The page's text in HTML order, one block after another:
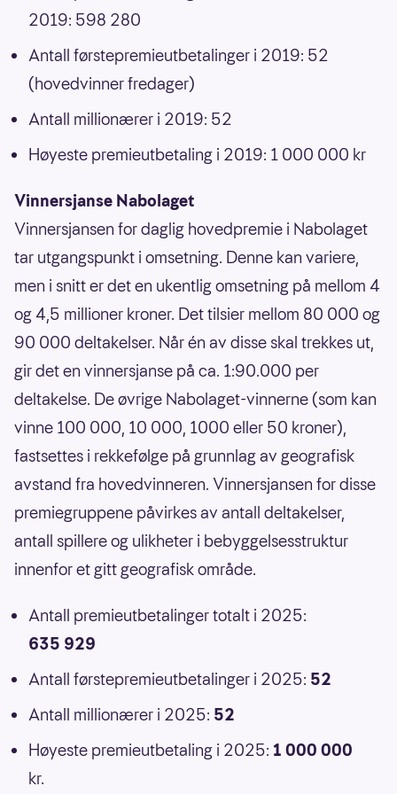
2019: 598 280
Antall førstepremieutbetalinger i 2019: 52
(hovedvinner fredager)
Antall millionærer i 2019: 52
Høyeste premieutbetaling i 2019: 1 000 000 kr
Vinnersjanse Nabolaget
Vinnersjansen for daglig hovedpremie i Nabolaget
tar utgangspunkt i omsetning. Denne kan variere,
men i snitt er det en ukentlig omsetning på mellom 4
og 4,5 millioner kroner. Det tilsier mellom 80 000 og
90 000 deltakelser. Når én av disse skal trekkes ut,
gir det en vinnersjanse på ca. 1:90.000 per
deltakelse. De øvrige Nabolaget-vinnerne (som kan
vinne 100 000, 10 000, 1000 eller 50 kroner),
fastsettes i rekkefølge på grunnlag av geografisk
avstand fra hovedvinneren. Vinnersjansen for disse
premiegruppene påvirkes av antall deltakelser,
antall spillere og ulikheter i bebyggelsesstruktur
innenfor et gitt geografisk område.
Antall premieutbetalinger totalt i 2025:
635 929
Antall førstepremieutbetalinger i 2025: 52
Antall millionærer i 2025: 52
Høyeste premieutbetaling i 2025: 1 000 000
kr.